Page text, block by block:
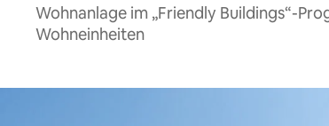
Wohnanlage im „Friendly Buildings“-
Wohneinheiten